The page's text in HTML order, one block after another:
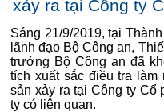
xảy ra tại Công ty
Sáng 21/9/2019, tại
lãnh đạo Bộ Công an,
trưởng Bộ Công an đã
tích xuất sắc điều tra
sản xảy ra tại Công ty Cổ
ty có liên quan.